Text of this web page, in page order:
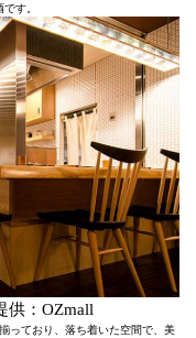
す。
：OZmall
っており、落ち着いた空間で、美